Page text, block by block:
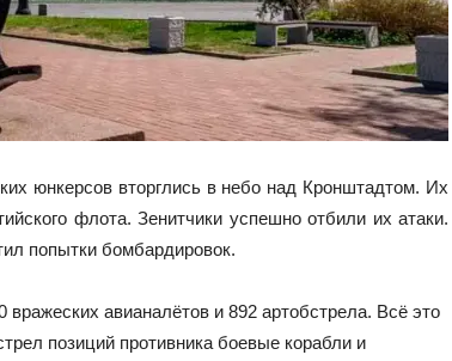
юнкерсов вторглись в небо над Кронштадтом. Их
флота. Зенитчики успешно отбили их атаки.
попытки бомбардировок.
авианалётов и 892 артобстрела. Всё это
позиций противника боевые корабли и